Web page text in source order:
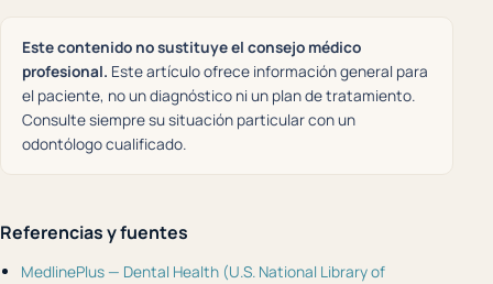
Este contenido no sustituye el consejo médico
profesional. Este artículo ofrece información general para
el paciente, no un diagnóstico ni un plan de tratamiento.
Consulte siempre su situación particular con un
odontólogo cualificado.
Referencias y fuentes
MedlinePlus — Dental Health (U.S. National Library of